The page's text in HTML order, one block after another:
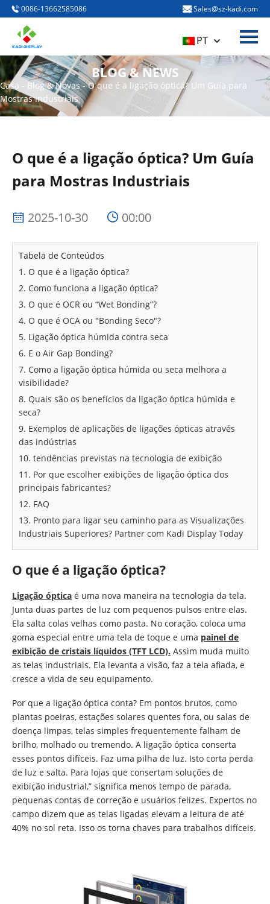
PRODUTOS
Sobre nós
BLOG & NEWS
0086-13662585086 Sales@sz-kadi.com
PT
BLOG & NEWS
Casa - Blog & Novas- O que é a ligação óptica? Um Guía para
Mostras Industriais
O que é a ligação óptica? Um Guía
para Mostras Industriais
2025-10-30 00:00
Tabela de Conteúdos
1. O que é a ligação óptica?
2. Como funciona a ligação óptica?
3. O que é OCR ou “Wet Bonding”?
4. O que é OCA ou "Bonding Seco"?
5. Ligação óptica húmida contra seca
6. E o Air Gap Bonding?
7. Como a ligação óptica húmida ou seca melhora a
visibilidade?
8. Quais são os benefícios da ligação óptica húmida e
seca?
9. Exemplos de aplicações de ligações ópticas através
das indústrias
10. tendências previstas na tecnologia de exibição
11. Por que escolher exibições de ligação óptica dos
principais fabricantes?
12. FAQ
13. Pronto para ligar seu caminho para as Visualizações
Industriais Superiores? Partner com Kadi Display Today
O que é a ligação óptica?
Ligação óptica é uma nova maneira na tecnologia da tela.
Junta duas partes de luz com pequenos pulsos entre elas.
Ela salta colas velhas como pasta. No coração, coloca uma
goma especial entre uma tela de toque e uma painel de
exibição de cristais líquidos (TFT LCD). Assim muda muito
as telas industriais. Ela levanta a visão, faz a tela afiada, e
cresce a vida de seu equipamento.
Por que a ligação óptica conta? Em pontos brutos, como
plantas poeiras, estações solares quentes fora, ou salas de
doença limpas, telas simples frequentemente falham de
brilho, molhado ou tremendo. A ligação óptica conserta
esses pontos difíceis. Faz uma pilha de luz. Isto corta perda
de luz e salta. Para lojas que consertam soluções de
exibição industrial,” significa menos tempo de parada,
pequenas contas de correção e usuários felizes. Expertos no
campo dizem que as telas ligadas elevam a leitura de até
40% no sol reta. Isso os torna chaves para trabalhos difíceis.